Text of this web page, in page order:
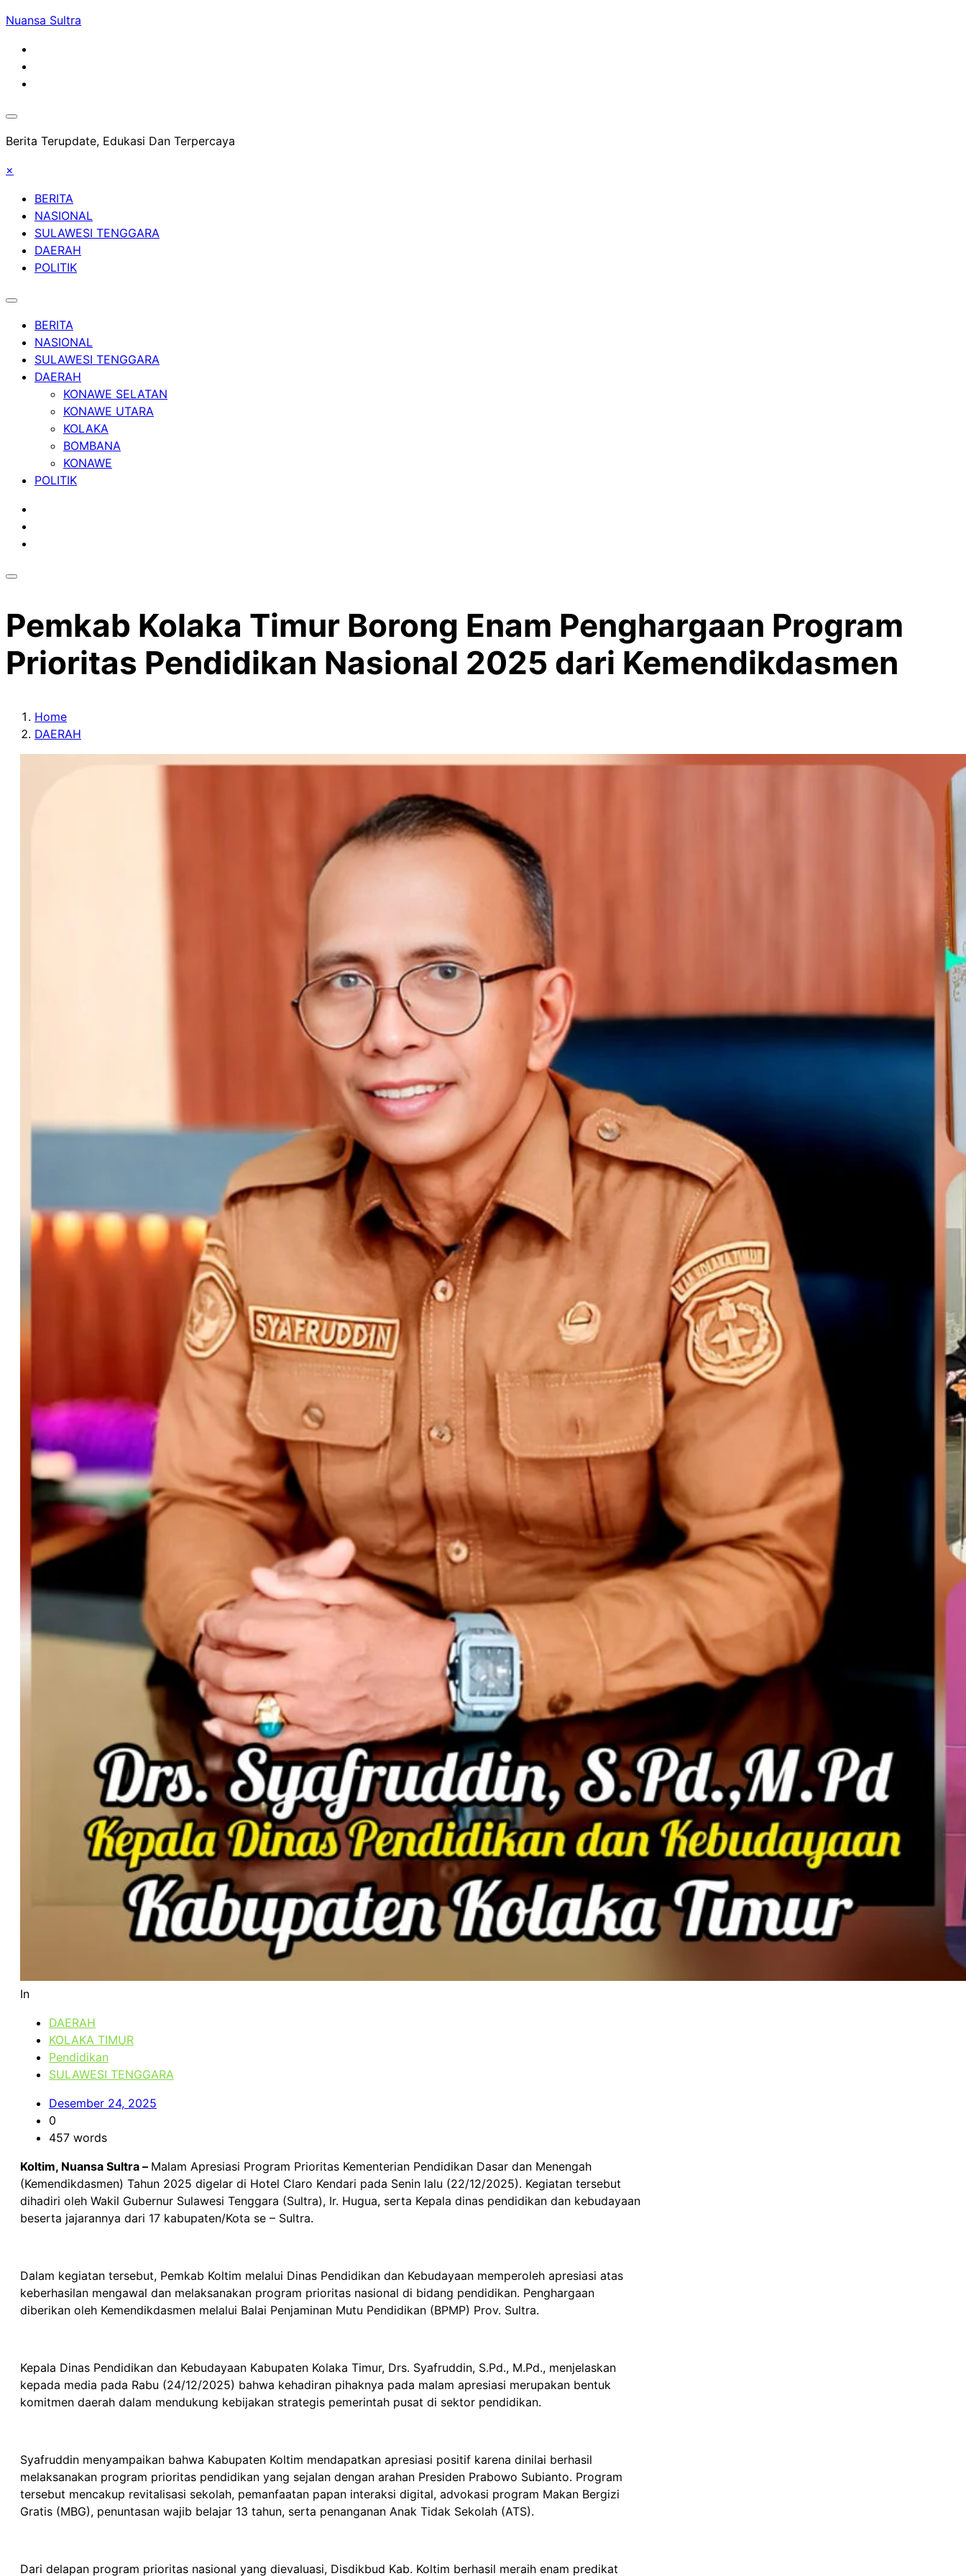
Skip
content
Nuansa Sultra
Berita Terupdate, Edukasi Dan Terpercaya
×
BERITA
NASIONAL
SULAWESI TENGGARA
DAERAH
POLITIK
BERITA
NASIONAL
SULAWESI TENGGARA
DAERAH
KONAWE SELATAN
KONAWE UTARA
KOLAKA
BOMBANA
KONAWE
POLITIK
Pemkab Kolaka Timur Borong Enam Penghargaan Program
Prioritas Pendidikan Nasional 2025 dari Kemendikdasmen
Home
DAERAH
In
DAERAH
KOLAKA TIMUR
Pendidikan
SULAWESI TENGGARA
Desember 24, 2025
0
457 words
Koltim, Nuansa Sultra – Malam Apresiasi Program Prioritas Kementerian Pendidikan Dasar dan Menengah
(Kemendikdasmen) Tahun 2025 digelar di Hotel Claro Kendari pada Senin lalu (22/12/2025). Kegiatan tersebut
dihadiri oleh Wakil Gubernur Sulawesi Tenggara (Sultra), Ir. Hugua, serta Kepala dinas pendidikan dan kebudayaan
beserta jajarannya dari 17 kabupaten/Kota se – Sultra.
Dalam kegiatan tersebut, Pemkab Koltim melalui Dinas Pendidikan dan Kebudayaan memperoleh apresiasi atas
keberhasilan mengawal dan melaksanakan program prioritas nasional di bidang pendidikan. Penghargaan
diberikan oleh Kemendikdasmen melalui Balai Penjaminan Mutu Pendidikan (BPMP) Prov. Sultra.
Kepala Dinas Pendidikan dan Kebudayaan Kabupaten Kolaka Timur, Drs. Syafruddin, S.Pd., M.Pd., menjelaskan
kepada media pada Rabu (24/12/2025) bahwa kehadiran pihaknya pada malam apresiasi merupakan bentuk
komitmen daerah dalam mendukung kebijakan strategis pemerintah pusat di sektor pendidikan.
Syafruddin menyampaikan bahwa Kabupaten Koltim mendapatkan apresiasi positif karena dinilai berhasil
melaksanakan program prioritas pendidikan yang sejalan dengan arahan Presiden Prabowo Subianto. Program
tersebut mencakup revitalisasi sekolah, pemanfaatan papan interaksi digital, advokasi program Makan Bergizi
Gratis (MBG), penuntasan wajib belajar 13 tahun, serta penanganan Anak Tidak Sekolah (ATS).
Dari delapan program prioritas nasional yang dievaluasi, Disdikbud Kab. Koltim berhasil meraih enam predikat